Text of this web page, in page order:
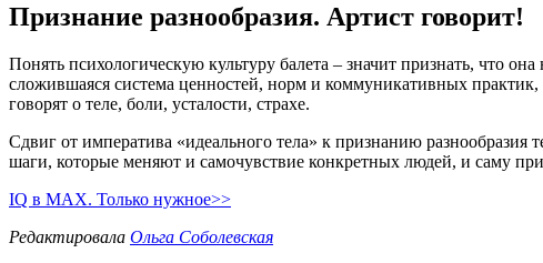
Признание разнообразия. Артист говорит!
Понять психологическую культуру балета – значит признать, что
сложившаяся система ценностей, норм и коммуникативных
говорят о теле, боли, усталости, страхе.
Сдвиг от императива «идеального тела» к признанию разнообразия
шаги, которые меняют и самочувствие конкретных людей, и саму
IQ в MAX. Только нужное>>
Редактировала Ольга Соболевская